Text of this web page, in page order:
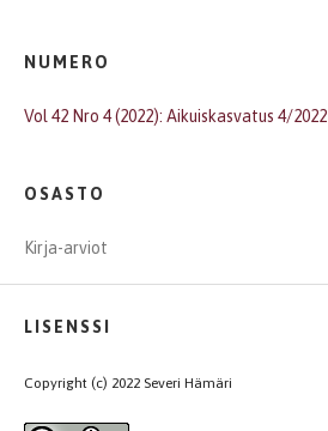
NUMERO
Vol 42 Nro 4 (2022): Aikuiskasvatus 4/2022
OSASTO
Kirja-arviot
LISENSSI
Copyright (c) 2022 Severi Hämäri